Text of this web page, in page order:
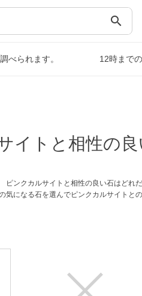
search
べられます。 12時まで
イトと相性の
ピンクカルサイトと相性の良い石はどれ
気になる石を選んでピンクカルサイトと